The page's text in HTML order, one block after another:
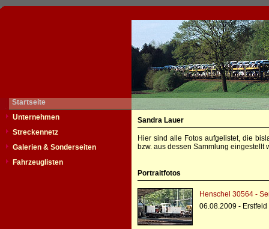
Startseite
Unternehmen
Streckennetz
Galerien & Sonderseiten
Fahrzeuglisten
Sandra Lauer
Hier sind alle Fotos aufgelistet, die
bzw. aus dessen Sammlung eingestellt
Portraitfotos
Henschel 30564 -
06.08.2009 - Erstfeld